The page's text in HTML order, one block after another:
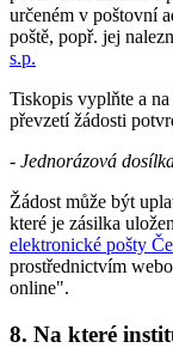
určeném v poštovní
poště, popř. jej
s.p.
Tiskopis vyplňte a
převzetí žádosti
- Jednorázová
Žádost může být
které je zásilka
elektronické pošty
prostřednictvím
online".
8. Na které